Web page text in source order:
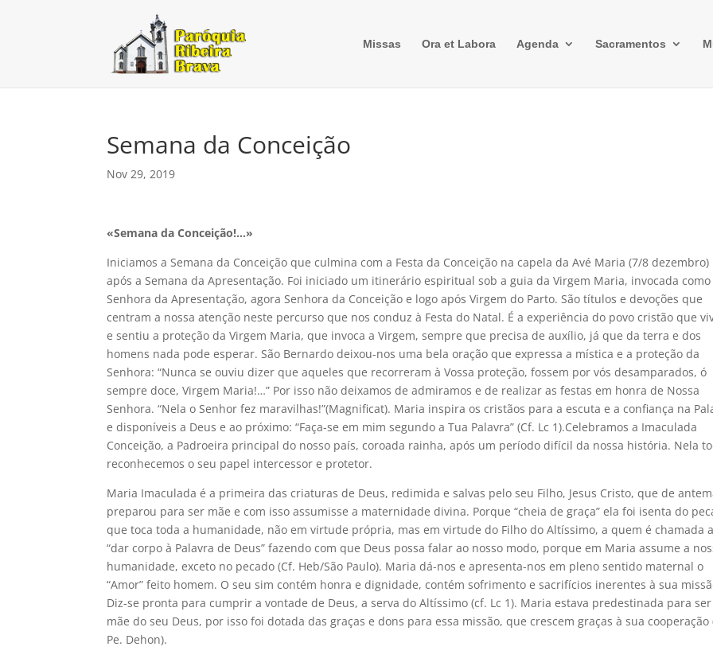
Missas Ora et Labora Agenda Sacramentos
Semana da Conceição
Nov 29, 2019
«Semana da Conceição!…»
Iniciamos a Semana da Conceição que culmina com a Festa da Conceição na capela da Avé Maria (7/8 dezembro)
após a Semana da Apresentação. Foi iniciado um itinerário espiritual sob a guia da Virgem Maria, invocada como
Senhora da Apresentação, agora Senhora da Conceição e logo após Virgem do Parto. São títulos e devoções que
centram a nossa atenção neste percurso que nos conduz à Festa do Natal. É a experiência do povo cristão que
e sentiu a proteção da Virgem Maria, que invoca a Virgem, sempre que precisa de auxílio, já que da terra e dos
homens nada pode esperar. São Bernardo deixou-nos uma bela oração que expressa a mística e a proteção da
Senhora: “Nunca se ouviu dizer que aqueles que recorreram à Vossa proteção, fossem por vós desamparados, ó
sempre doce, Virgem Maria!…” Por isso não deixamos de admiramos e de realizar as festas em honra de Nossa
Senhora. “Nela o Senhor fez maravilhas!”(Magnificat). Maria inspira os cristãos para a escuta e a confiança na
e disponíveis a Deus e ao próximo: “Faça-se em mim segundo a Tua Palavra” (Cf. Lc 1).Celebramos a Imaculada
Conceição, a Padroeira principal do nosso país, coroada rainha, após um período difícil da nossa história. Nela
reconhecemos o seu papel intercessor e protetor.
Maria Imaculada é a primeira das criaturas de Deus, redimida e salvas pelo seu Filho, Jesus Cristo, que de
preparou para ser mãe e com isso assumisse a maternidade divina. Porque “cheia de graça” ela foi isenta do
que toca toda a humanidade, não em virtude própria, mas em virtude do Filho do Altíssimo, a quem é chamada a
“dar corpo à Palavra de Deus” fazendo com que Deus possa falar ao nosso modo, porque em Maria assume a
humanidade, exceto no pecado (Cf. Heb/São Paulo). Maria dá-nos e apresenta-nos em pleno sentido maternal o
“Amor” feito homem. O seu sim contém honra e dignidade, contém sofrimento e sacrifícios inerentes à sua
Diz-se pronta para cumprir a vontade de Deus, a serva do Altíssimo (cf. Lc 1). Maria estava predestinada para ser
mãe do seu Deus, por isso foi dotada das graças e dons para essa missão, que crescem graças à sua cooperação
Pe. Dehon).